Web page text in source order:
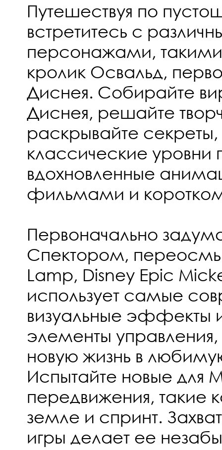
Путешествуя по
встретитесь с
персонажами, такими
кролик Освальд,
Диснея. Собирайте
Диснея, решайте
раскрывайте
классические
вдохновленные
фильмами и
Первоначально
Спектором,
Lamp, Disney Epic
использует самые
визуальные эффекты
элементы управления,
новую жизнь в
Испытайте новые для
передвижения, такие
земле и спринт.
игры делает ее